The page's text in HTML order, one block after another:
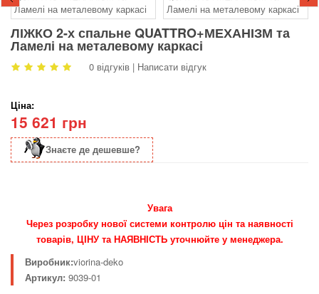
ЛІЖКО 2-х спальне QUATTRO+МЕХАНІЗМ та
Ламелі на металевому каркасі
0 відгуків | Написати відгук
Ціна:
15 621 грн
Знаєте де дешевше?
Увага
Через розробку нової системи контролю цін та наявності
товарів, ЦІНУ та НАЯВНІСТЬ уточнюйте у менеджера.
Виробник:viorina-deko
Артикул: 9039-01